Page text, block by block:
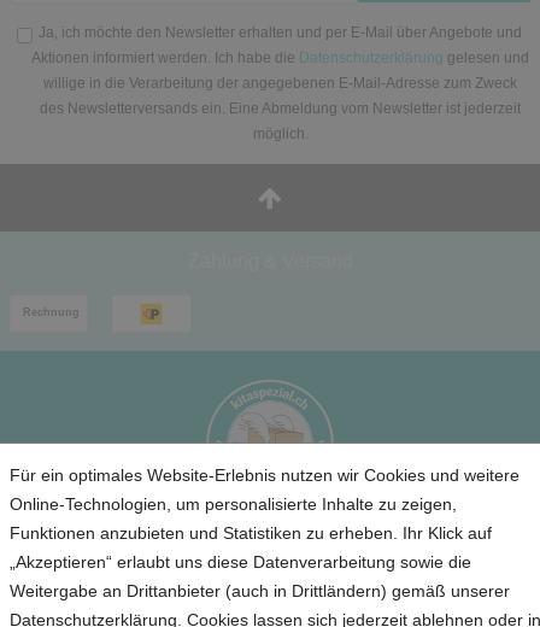
Ja, ich möchte den Newsletter erhalten und per E-Mail über Angebote und
Aktionen informiert werden. Ich habe die Datenschutzerklärung gelesen und
willige in die Verarbeitung der angegebenen E-Mail-Adresse zum Zweck
des Newsletterversands ein. Eine Abmeldung vom Newsletter ist jederzeit
möglich.
Für ein optimales Website-Erlebnis nutzen wir Cookies und weitere
Online-Technologien, um personalisierte Inhalte zu zeigen,
Funktionen anzubieten und Statistiken zu erheben. Ihr Klick auf
„Akzeptieren“ erlaubt uns diese Datenverarbeitung sowie die
Weitergabe an Drittanbieter (auch in Drittländern) gemäß unserer
Datenschutzerklärung. Cookies lassen sich jederzeit ablehnen oder in
Service
Unternehmen